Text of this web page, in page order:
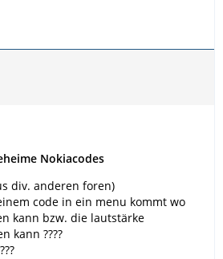
Nokiacodes
div. anderen foren)
code in ein menu kommt wo
kann bzw. die lautstärke
kann ????